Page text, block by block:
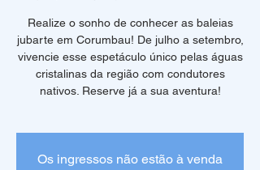
Realize o sonho de conhecer as baleias
jubarte em Corumbau! De julho a setembro,
vivencie esse espetáculo único pelas águas
cristalinas da região com condutores
nativos. Reserve já a sua aventura!
Os ingressos não estão à venda